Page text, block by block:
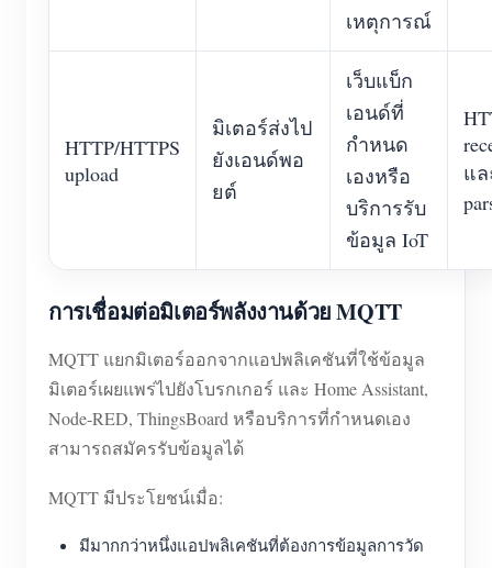
เหตุการณ์
HTTP/HTTPS
upload
มิเตอร์ส่งไป
ยังเอนด์พอ
ยต์
เว็บแบ็ก
เอนด์ที่
กำหนด
เองหรือ
บริการรับ
ข้อมูล IoT
แล
การเชื่อมต่อมิเตอร์พลังงานด้วย MQTT
MQTT แยกมิเตอร์ออกจากแอปพลิเคชันที่ใช้ข้อมูล
มิเตอร์เผยแพร่ไปยังโบรกเกอร์ และ Home Assistant,
Node-RED, ThingsBoard หรือบริการที่กำหนดเอง
สามารถสมัครรับข้อมูลได้
MQTT มีประโยชน์เมื่อ:
มีมากกว่าหนึ่งแอปพลิเคชันที่ต้องการข้อมูลการวัด